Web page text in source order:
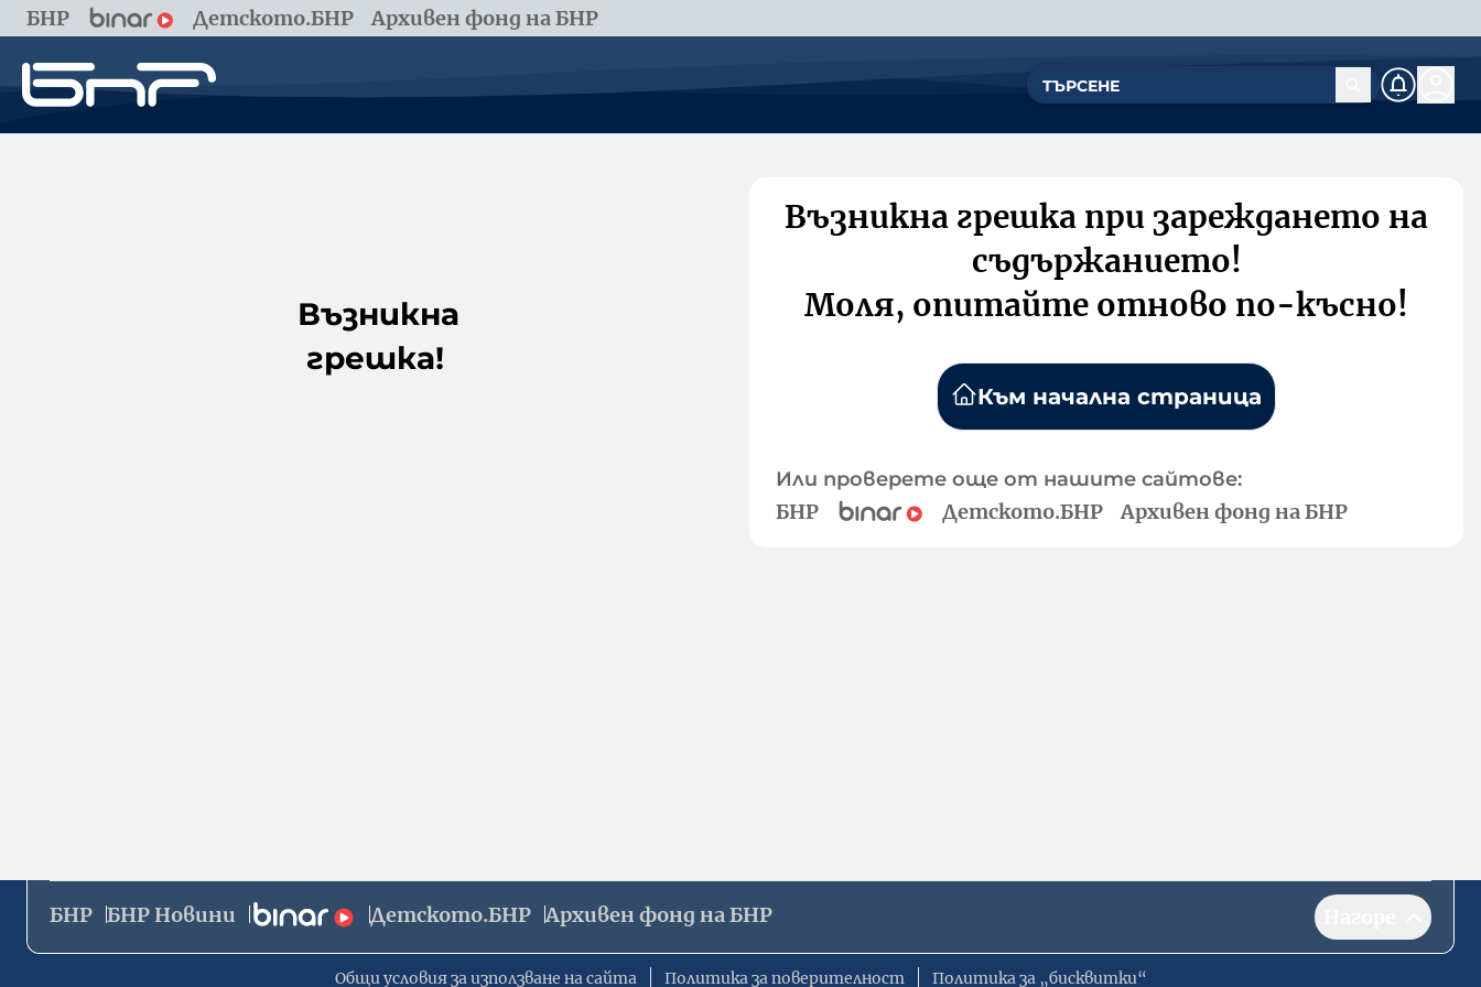
БНР Детското.БНР Архивен фонд на БНР
Възникна
грешка!
Възникна грешка при зареждането на
съдържанието!
Моля, опитайте отново по-късно!
Към начална страница
Или проверете още от нашите сайтове:
БНР Детското.БНР Архивен фонд на БНР
БНР БНР Новини Детското.БНР Архивен фонд на БНР
Общи условия за използване на сайта Политика за поверителност Политика за „бисквитки“